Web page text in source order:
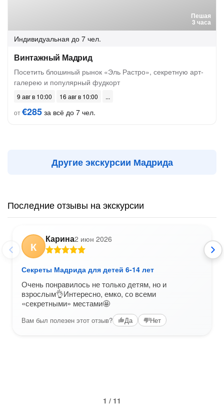
Пешая
3 часа
Индивидуальная до 7 чел.
Винтажный Мадрид
Посетить блошиный рынок «Эль Растро», секретную арт-
галерею и популярный фудкорт
9 авг в 10:00
16 авг в 10:00
от€285 за всё до 7 чел.
Другие экскурсии Мадрида
Последние отзывы на экскурсии
К
Карина2 июн 2026
Секреты Мадрида для детей 6-14 лет
Очень понравилось не только детям, но и
взрослым👌Интересно, емко, со всеми
«секретными» местами🤩
Вам был полезен этот отзыв? Да Нет
1 / 11